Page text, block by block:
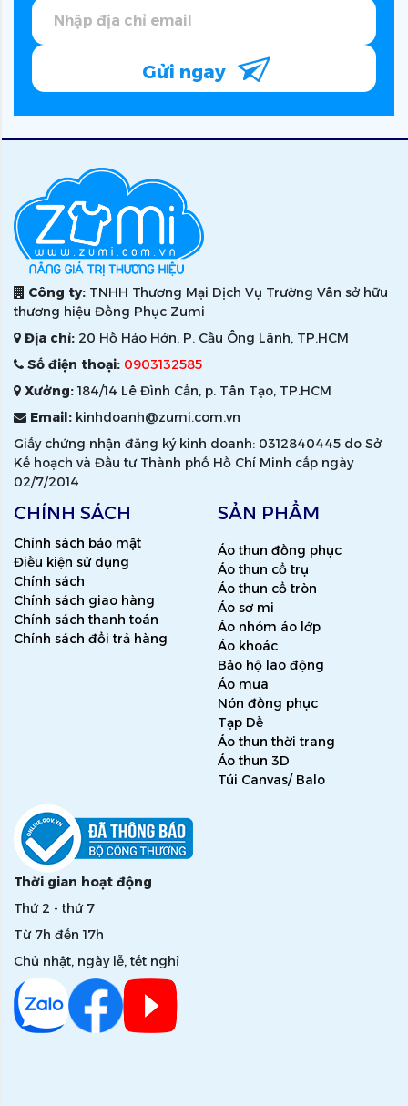
Gửi ngay
Công ty: TNHH Thương Mại Dịch Vụ Trường Vân sở hữu
thương hiệu Đồng Phục Zumi
Địa chỉ: 20 Hồ Hảo Hớn, P. Cầu Ông Lãnh, TP.HCM
Số điện thoại: 0903132585
Xưởng:184/14 Lê Đình Cẩn, p. Tân Tạo, TP.HCM
Email: kinhdoanh@zumi.com.vn
Giấy chứng nhận đăng ký kinh doanh: 0312840445 do Sở
Kế hoạch và Đầu tư Thành phố Hồ Chí Minh cấp ngày
02/7/2014
CHÍNH SÁCH
Chính sách bảo mật
Điều kiện sử dụng
Chính sách
Chính sách giao hàng
Chính sách thanh toán
Chính sách đổi trả hàng
SẢN PHẨM
Áo thun đồng phục
Áo thun cổ trụ
Áo thun cổ tròn
Áo sơ mi
Áo nhóm áo lớp
Áo khoác
Bảo hộ lao động
Áo mưa
Nón đồng phục
Tạp Dề
Áo thun thời trang
Áo thun 3D
Túi Canvas/ Balo
Thời gian hoạt động
Thứ 2 - thứ 7
Từ 7h đến 17h
Chủ nhật, ngày lễ, tết nghỉ